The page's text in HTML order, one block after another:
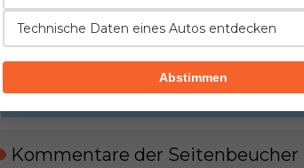
Kommentare der Seitenbeucher
Technische Daten eines Autos entdecken
Abstimmen